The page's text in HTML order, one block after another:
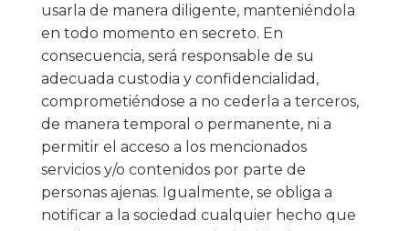
usarla de manera diligente, manteniéndola
en todo momento en secreto. En
consecuencia, será responsable de su
adecuada custodia y confidencialidad,
comprometiéndose a no cederla a terceros,
de manera temporal o permanente, ni a
permitir el acceso a los mencionados
servicios y/o contenidos por parte de
personas ajenas. Igualmente, se obliga a
notificar a la sociedad cualquier hecho que